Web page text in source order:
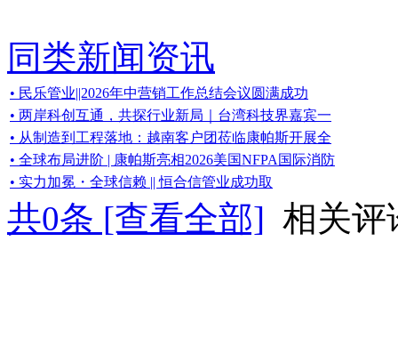
同类新闻资讯
• 民乐管业||2026年中营销工作总结会议圆满成功
• 两岸科创互通，共探行业新局｜台湾科技界嘉宾一
• 从制造到工程落地：越南客户团莅临康帕斯开展全
• 全球布局进阶 | 康帕斯亮相2026美国NFPA国际消防
• 实力加冕・全球信赖 || 恒合信管业成功取
共0条 [查看全部] 相关评